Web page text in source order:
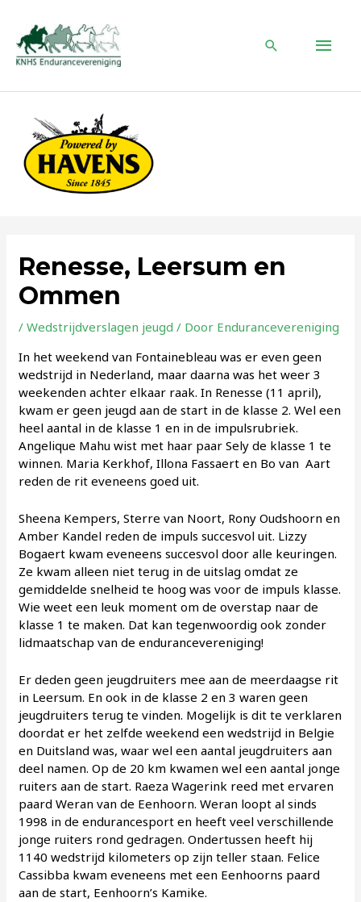
inhoud
Zoeken
Renesse, Leersum en
Ommen
/Wedstrijdverslagen jeugd / Door Endurancevereniging
In het weekend van Fontainebleau was er even geen
wedstrijd in Nederland, maar daarna was het weer 3
weekenden achter elkaar raak. In Renesse (11 april),
kwam er geen jeugd aan de start in de klasse 2. Wel een
heel aantal in de klasse 1 en in de impulsrubriek.
Angelique Mahu wist met haar paar Sely de klasse 1 te
winnen. Maria Kerkhof, Illona Fassaert en Bo van Aart
reden de rit eveneens goed uit.
Sheena Kempers, Sterre van Noort, Rony Oudshoorn en
Amber Kandel reden de impuls succesvol uit. Lizzy
Bogaert kwam eveneens succesvol door alle keuringen.
Ze kwam alleen niet terug in de uitslag omdat ze
gemiddelde snelheid te hoog was voor de impuls klasse.
Wie weet een leuk moment om de overstap naar de
klasse 1 te maken. Dat kan tegenwoordig ook zonder
lidmaatschap van de endurancevereniging!
Er deden geen jeugdruiters mee aan de meerdaagse rit
in Leersum. En ook in de klasse 2 en 3 waren geen
jeugdruiters terug te vinden. Mogelijk is dit te verklaren
doordat er het zelfde weekend een wedstrijd in Belgie
en Duitsland was, waar wel een aantal jeugdruiters aan
deel namen. Op de 20 km kwamen wel een aantal jonge
ruiters aan de start. Raeza Wagerink reed met ervaren
paard Weran van de Eenhoorn. Weran loopt al sinds
1998 in de endurancesport en heeft veel verschillende
jonge ruiters rond gedragen. Ondertussen heeft hij
1140 wedstrijd kilometers op zijn teller staan. Felice
Cassibba kwam eveneens met een Eenhoorns paard
aan de start, Eenhoorn’s Kamike.